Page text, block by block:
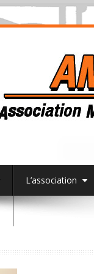
L’association